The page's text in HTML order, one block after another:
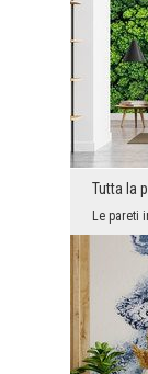
Tutta la